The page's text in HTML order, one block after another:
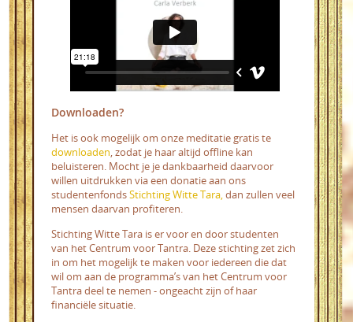
Downloaden?
Het is ook mogelijk om onze meditatie gratis te
downloaden, zodat je haar altijd offline kan
beluisteren. Mocht je je dankbaarheid daarvoor
willen uitdrukken via een donatie aan ons
studentenfondsStichting Witte Tara,dan zullen veel
mensen daarvan profiteren.
Stichting Witte Tara is er voor en door studenten
van het Centrum voor Tantra. Deze stichting zet zich
in om het mogelijk te maken voor iedereen die dat
wil om aan de programma’s van het Centrum voor
Tantra deel te nemen - ongeacht zijn of haar
financiële situatie.